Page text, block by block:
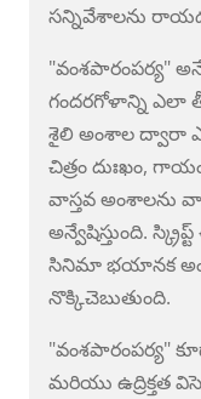
సన్నివేశాలను
"వంశపారంపర్య"
గందరగోళాన్ని
శైలి అంశాల ద్వారా
చిత్రం దుఃఖం,
వాస్తవ అంశాలను
అన్వేషిస్తుంది.
సినిమా భయానక
నొక్కిచెబుతుంది.
"వంశపారంపర్య"
మరియు ఉద్రిక్తత